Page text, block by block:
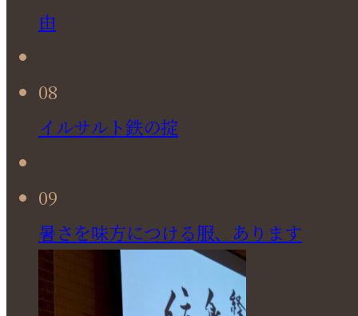
由
08
イルサルト鉄の掟
09
暑さを味方につける服、あります